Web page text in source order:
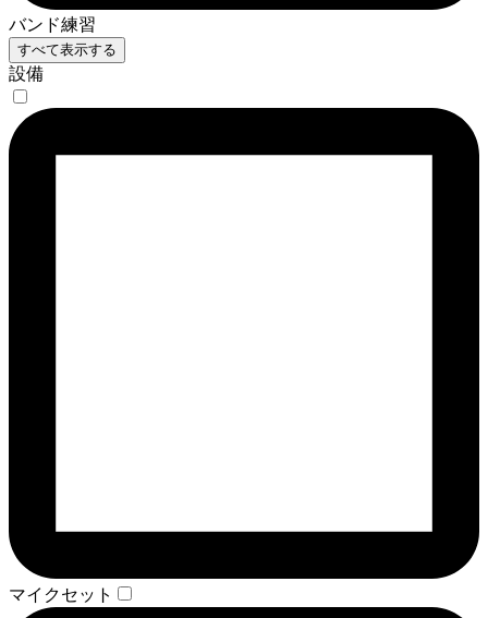
バンド練習
すべて表示する
設備
マイクセット